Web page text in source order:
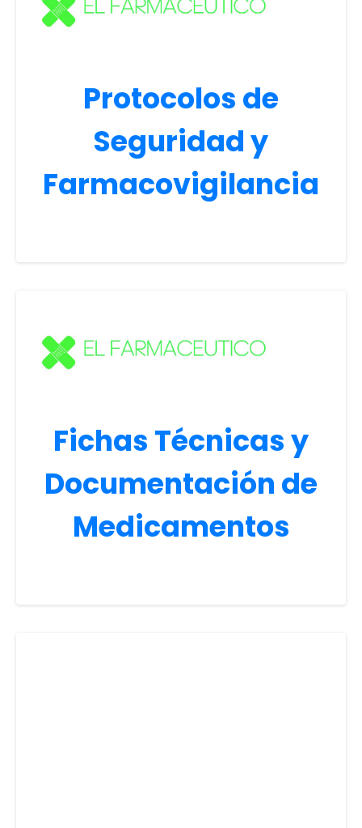
Protocolos de
Seguridad y
Farmacovigilancia
Fichas Técnicas y
Documentación de
Medicamentos